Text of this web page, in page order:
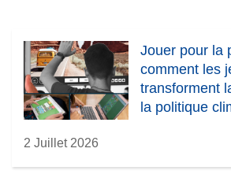
Jouer pour la
comment les
transforment
la politique
2 Juillet 2026